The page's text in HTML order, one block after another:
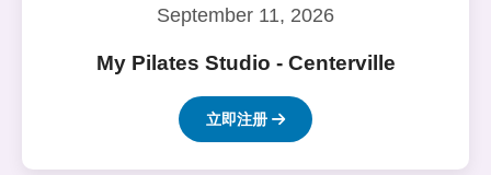
September 11, 2026
My Pilates Studio - Centerville
立即注册